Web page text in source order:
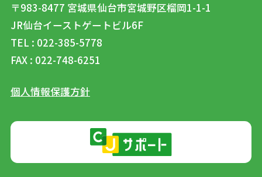
〒983-8477 宮城県仙台市宮城野区榴岡1-1-1
JR仙台イーストゲートビル6F
TEL : 022-385-5778
FAX : 022-748-6251
個人情報保護方針